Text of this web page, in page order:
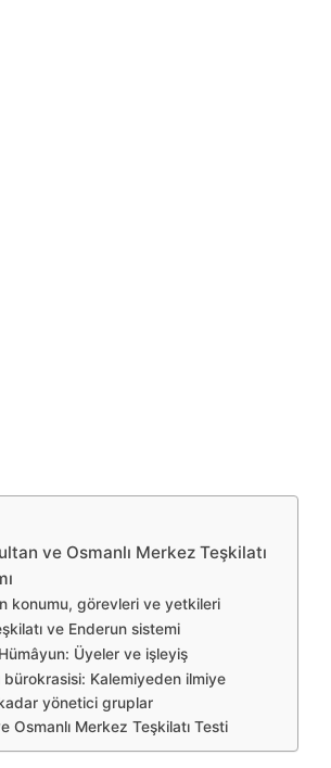
ve Osmanlı Merkez Teşkilatı
konumu, görevleri ve yetkileri
ve Enderun sistemi
Üyeler ve işleyiş
bürokrasisi: Kalemiyeden ilmiye
kadar yönetici gruplar
Osmanlı Merkez Teşkilatı Testi